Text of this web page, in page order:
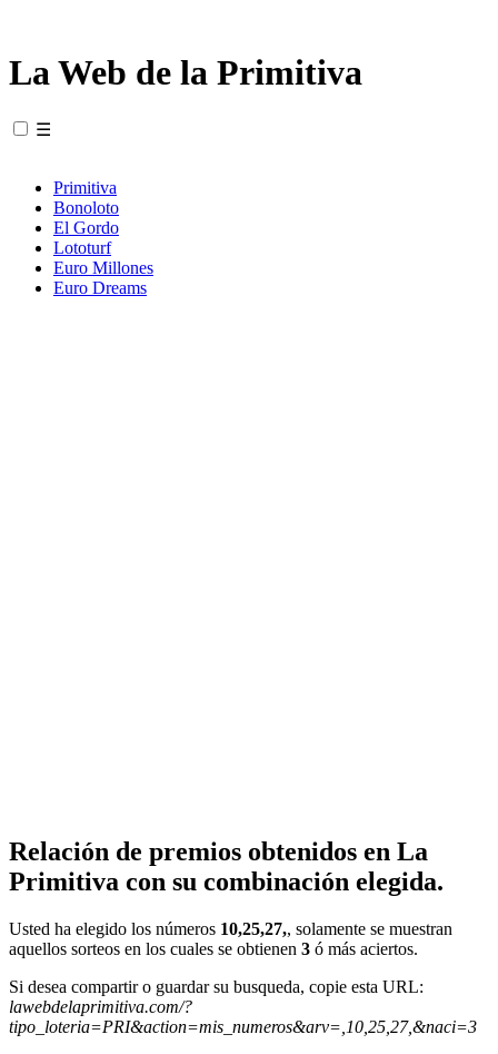
La Web de la Primitiva
☰
Primitiva
Bonoloto
El Gordo
Lototurf
Euro Millones
Euro Dreams
Relación de premios obtenidos en La
Primitiva con su combinación elegida.
Usted ha elegido los números 10,25,27,, solamente se muestran
aquellos sorteos en los cuales se obtienen 3 ó más aciertos.
Si desea compartir o guardar su busqueda, copie esta URL:
lawebdelaprimitiva.com/?
tipo_loteria=PRI&action=mis_numeros&arv=,10,25,27,&naci=3